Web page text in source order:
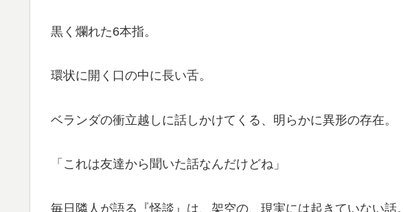
黒く爛れた6本指。
環状に開く口の中に長い舌。
ベランダの衝立越しに話しかけてくる、明らかに異形の存在。
「これは友達から聞いた話なんだけどね」
毎日隣人が語る『怪談』は、架空の、現実には起きていない話。